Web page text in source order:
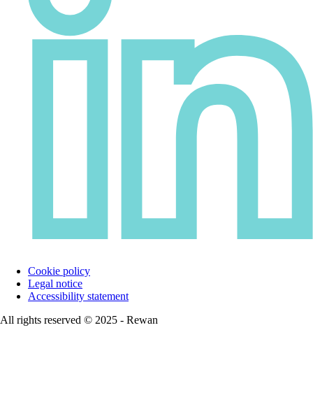
Cookie policy
Legal notice
Accessibility statement
All rights reserved © 2025 - Rewan